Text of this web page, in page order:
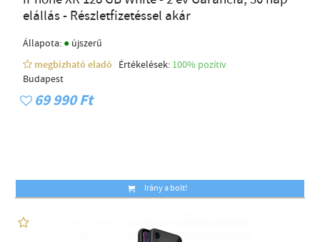
elállás - Részletfizetéssel akár
Állapota: ● újszerű
megbízható eladó
Értékelések: 100% pozítiv
Budapest
69 990 Ft
Irány a bolt!